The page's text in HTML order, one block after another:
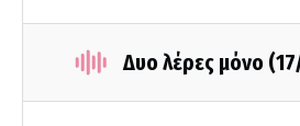
Δυο λέρες μόνο